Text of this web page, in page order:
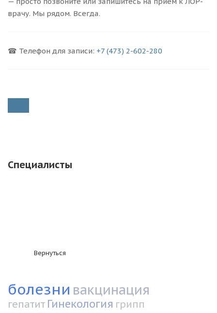
врачу. Мы рядом. Всегда.
☎ Телефон для записи: +7 (473) 2-602-280
Специалисты
Вернуться
болезни вакцинация
гепатит Гинекология грипп